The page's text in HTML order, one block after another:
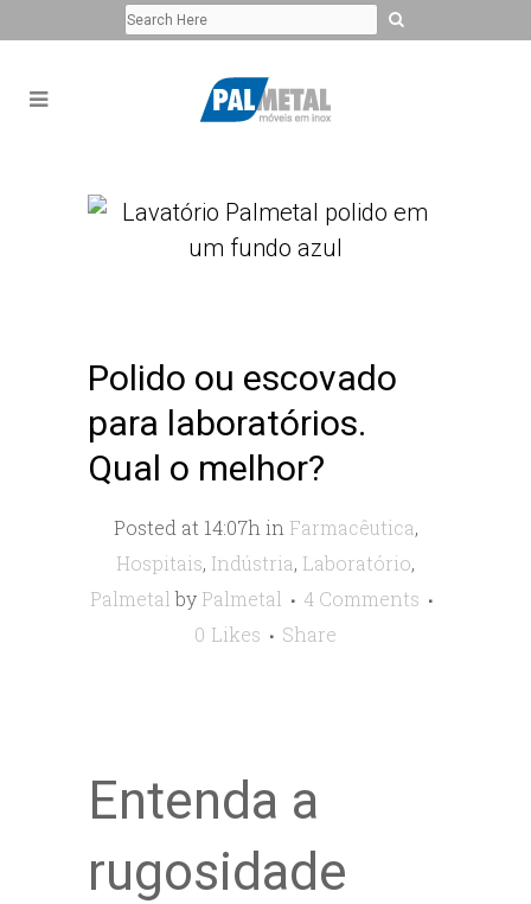
Polido ou escovado
para laboratórios.
Qual o melhor?
Posted at 14:07h in Farmacêutica,
Hospitais, Indústria, Laboratório,
Palmetal by Palmetal
4 Comments
0 Likes Share
Entenda a
rugosidade